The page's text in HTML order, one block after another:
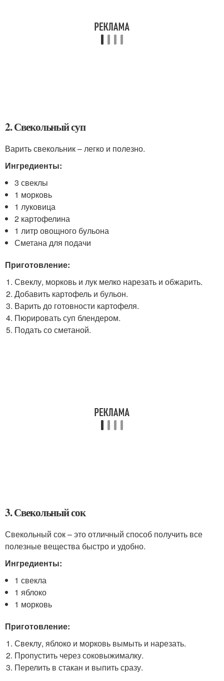
2. Свекольный суп
Варить свекольник – легко и полезно.
Ингредиенты:
3 свеклы
1 морковь
1 луковица
2 картофелина
1 литр овощного бульона
Сметана для подачи
Приготовление:
Свеклу, морковь и лук мелко нарезать и обжарить.
Добавить картофель и бульон.
Варить до готовности картофеля.
Пюрировать суп блендером.
Подать со сметаной.
3. Свекольный сок
Свекольный сок – это отличный способ получить все
полезные вещества быстро и удобно.
Ингредиенты:
1 свекла
1 яблоко
1 морковь
Приготовление:
Свеклу, яблоко и морковь вымыть и нарезать.
Пропустить через соковыжималку.
Перелить в стакан и выпить сразу.